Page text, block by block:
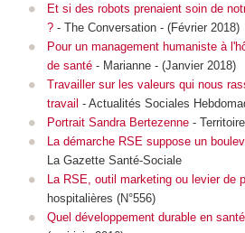
Et si des robots prenaient soin de
? - The Conversation - (Février 2018)
Pour un management humaniste à
de santé- Marianne - (Janvier 2018)
Travailler sur les valeurs qui nous
travail - Actualités Sociales
Portrait Sandra Bertezenne-
La démarche RSE suppose un
La Gazette Santé-Sociale
La RSE, outil marketing ou levier de
hospitalières (N°556)
Quel développement durable en